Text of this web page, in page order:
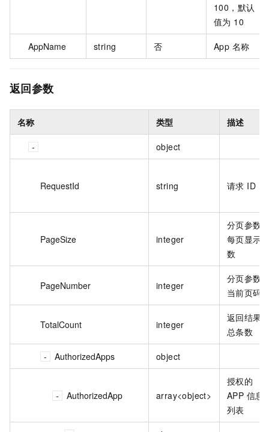
100，默认
值为 10
AppName string 否 App 名称
返回参数
名称 类型 描述
object
RequestId string 请求 ID
PageSize integer
分页参数
每页显示
数
PageNumber integer
分页参数
当前页码
TotalCount integer
返回结果
总条数
AuthorizedApps object
AuthorizedApp array<object>
授权的
APP 信息
列表